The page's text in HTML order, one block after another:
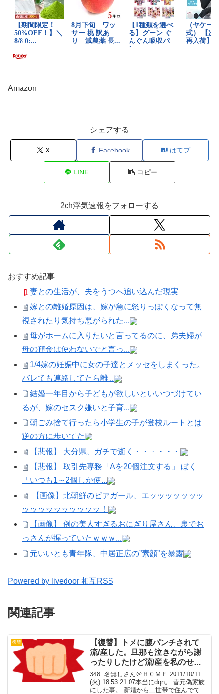
Amazon
シェアする
X Facebook はてブ
LINE コピー
2ch浮気速報をフォローする
おすすめ記事
妻との生活が、夫をうつへ追い込んだ現実
嫁との離婚原因は、嫁が急に怒りっぽくなって無
視されたり気持ち悪がられた...
母がホームに入りたいと言ってるのに、弟夫婦が
母の預金は使わないでと言っ...
1/4嫁の妊娠中に女の子達とメッセをしまくった。
バレても連絡してたら離...
結婚一年目から子どもが欲しいといいつづけてい
るが、嫁のセスク嫌いと子育...
朝ごみ捨て行ったら小学生の子が登校ルートとは
逆の方に歩いてた
【悲報】 大分県、ガチで逝く・・・・・・
【悲報】 取引先専務「Aを20個注文する」 ぼく
「いつも1～2個しか使...
【画像】北朝鮮のビアガール、エッッッッッッッ
ッッッッッッッッッッ！
【画像】 例の美人すぎるおにぎり屋さん、裏でお
っさんが握っていたｗｗｗ...
元いいとも青年隊、中居正広の”素顔”を暴露
Powered by livedoor 相互RSS
関連記事
復讐
【復讐】トメに腹パンチされて
流/産した。旦那も泣きながら謝
ったりしたけど流/産を私のせい
にしだした。
348: 名無しさん＠ＨＯＭＥ 2011/10/11
(火) 18:53:21.07本当にdqn。 昔元偽家族
にした事。 新婚から二世帯で住んでて私